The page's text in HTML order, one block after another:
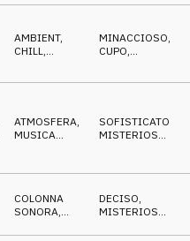
AMBIENT,
CHILL
MINACCIOSO
CUPO
ATMOSFERA,
MUSICA
SOFISTICATO
MISTERIOSO
COLONNA
SONORA
DECISO
MISTERIOSO